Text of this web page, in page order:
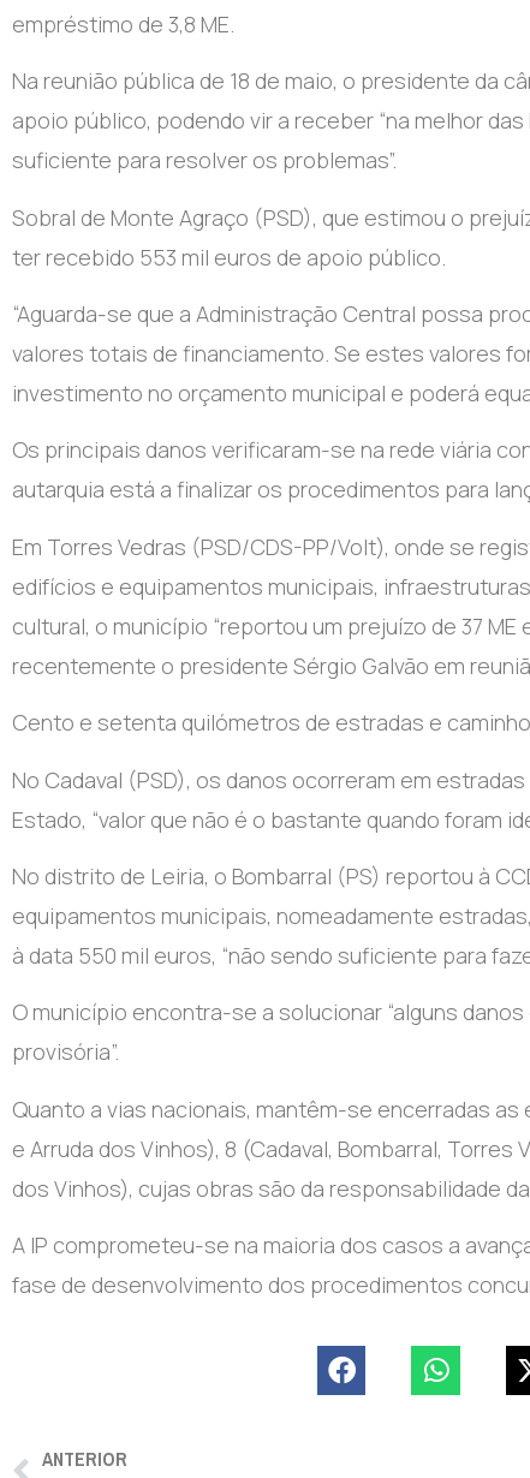
empréstimo de 3,8 ME.
Na reunião pública de 18 de maio, o presidente da
apoio público, podendo vir a receber “na melhor
suficiente para resolver os problemas”.
Sobral de Monte Agraço (PSD), que estimou o
ter recebido 553 mil euros de apoio público.
“Aguarda-se que a Administração Central possa
valores totais de financiamento. Se estes valores
investimento no orçamento municipal e poderá
Os principais danos verificaram-se na rede viária
autarquia está a finalizar os procedimentos para
Em Torres Vedras (PSD/CDS-PP/Volt), onde se
edifícios e equipamentos municipais,
cultural, o município “reportou um prejuízo de 37
recentemente o presidente Sérgio Galvão em
Cento e setenta quilómetros de estradas e
No Cadaval (PSD), os danos ocorreram em
Estado, “valor que não é o bastante quando foram
No distrito de Leiria, o Bombarral (PS) reportou à
equipamentos municipais, nomeadamente
à data 550 mil euros, “não sendo suficiente para
O município encontra-se a solucionar “alguns
provisória”.
Quanto a vias nacionais, mantêm-se encerradas
e Arruda dos Vinhos), 8 (Cadaval, Bombarral,
dos Vinhos), cujas obras são da responsabilidade
A IP comprometeu-se na maioria dos casos a
fase de desenvolvimento dos procedimentos
ANTERIOR